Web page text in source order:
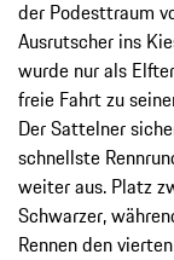
der Podesttraum
Ausrutscher ins
wurde nur als
freie Fahrt zu
Der Sattelner
schnellste
weiter aus. Platz
Schwarzer,
Rennen den